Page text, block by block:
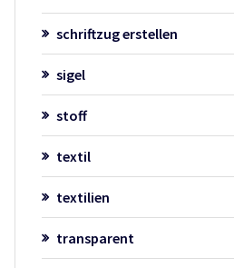
schriftzug erstellen
sigel
stoff
textil
textilien
transparent